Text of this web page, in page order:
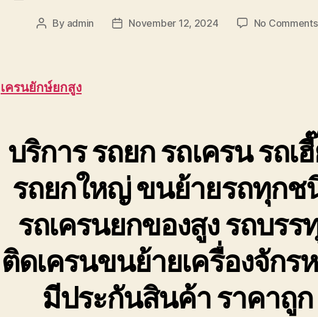
Post
By admin
PostNovember 12, 2024 No Comments
เครนยักษ์ยกสูง
บริการ รถยก รถเครน รถเ
รถยกใหญ่ ขนย้ายรถทุกช
รถเครนยกของสูง รถบรร
ติดเครนขนย้ายเครื่องจักร
มีประกันสินค้า ราคาถูก